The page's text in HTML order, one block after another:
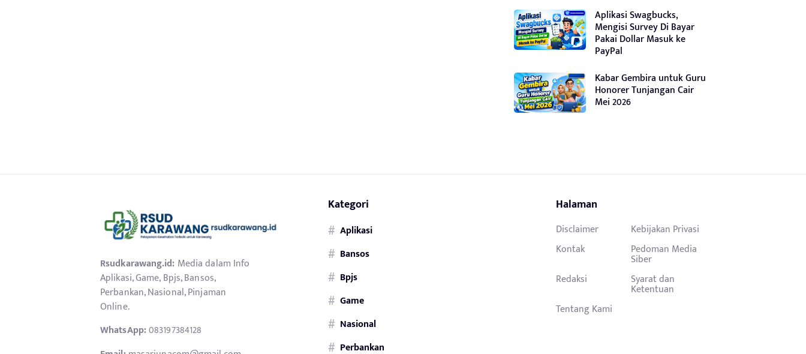
Aplikasi Swagbucks,
Mengisi Survey Di Bayar
Pakai Dollar Masuk ke
PayPal
Kabar Gembira untuk Guru
Honorer Tunjangan Cair
Mei 2026
Rsudkarawang.id: Media dalam Info
Aplikasi, Game, Bpjs, Bansos,
Perbankan, Nasional, Pinjaman
Online.
WhatsApp:083197384128
Kategori
Aplikasi
Bansos
Bpjs
Game
Nasional
Perbankan
Halaman
Disclaimer
Kebijakan Privasi
Kontak
Pedoman Media
Siber
Redaksi
Syarat dan
Ketentuan
Tentang Kami